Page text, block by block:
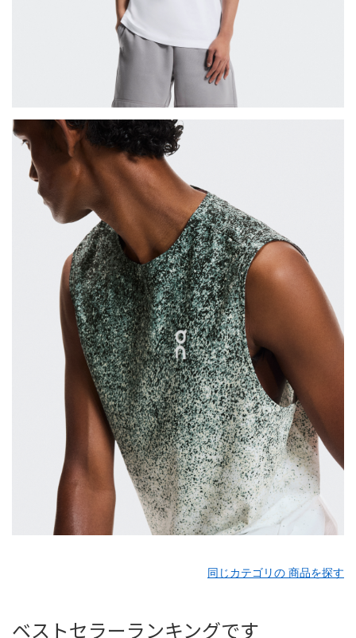
同じカテゴリの 商品を探す
ベストセラーランキングです